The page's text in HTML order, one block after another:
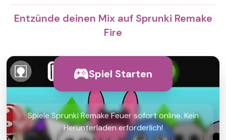
Entzünde deinen Mix auf Sprunki Remake
Fire
Spiel Starten
Spiele Sprunki Remake Feuer sofort online. Kein
Herunterladen erforderlich!